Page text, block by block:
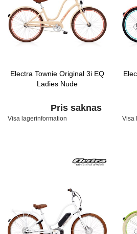
Electra Townie Original 3i EQ
Ladies Nude
Pris saknas
Visa lagerinformation Visa